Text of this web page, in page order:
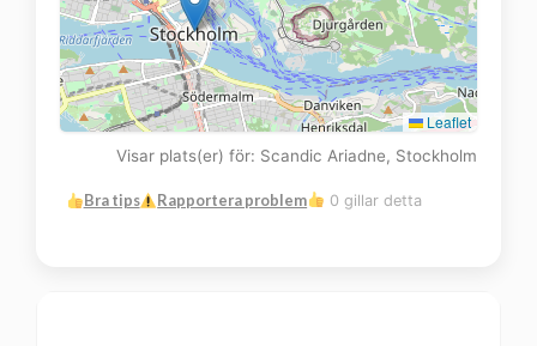
Leaflet
Visar plats(er) för: Scandic Ariadne, Stockholm
Bra tips Rapportera problem 0 gillar detta